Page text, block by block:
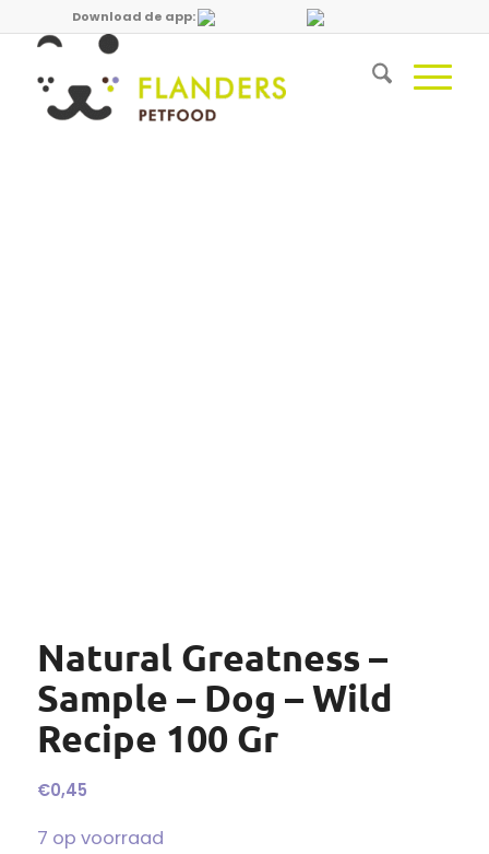
Download de app:
Natural Greatness –
Sample – Dog – Wild
Recipe 100 Gr
€0,45
7 op voorraad